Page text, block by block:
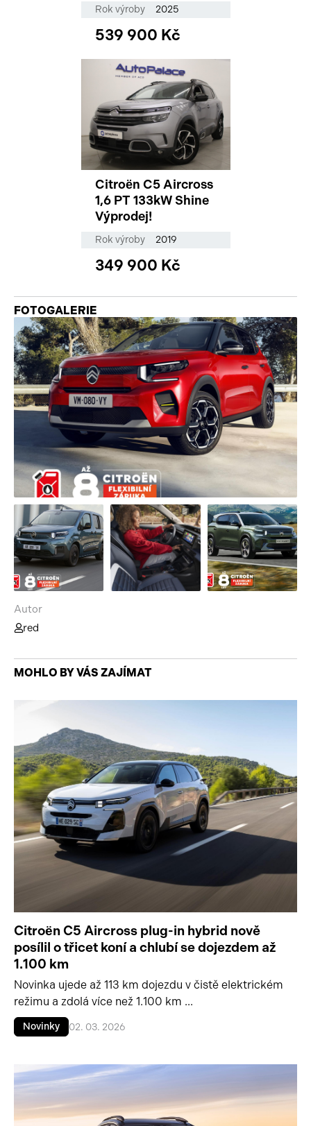
Rok výroby 2025
539 900 Kč
Citroën C5 Aircross
1,6 PT 133kW Shine
Výprodej!
Rok výroby 2019
349 900 Kč
FOTOGALERIE
Autor
red
MOHLO BY VÁS ZAJÍMAT
Citroën C5 Aircross plug-in hybrid nově
posílil o třicet koní a chlubí se dojezdem až
1.100 km
Novinka ujede až 113 km dojezdu v čistě elektrickém
režimu a zdolá více než 1.100 km ...
Novinky 02. 03. 2026